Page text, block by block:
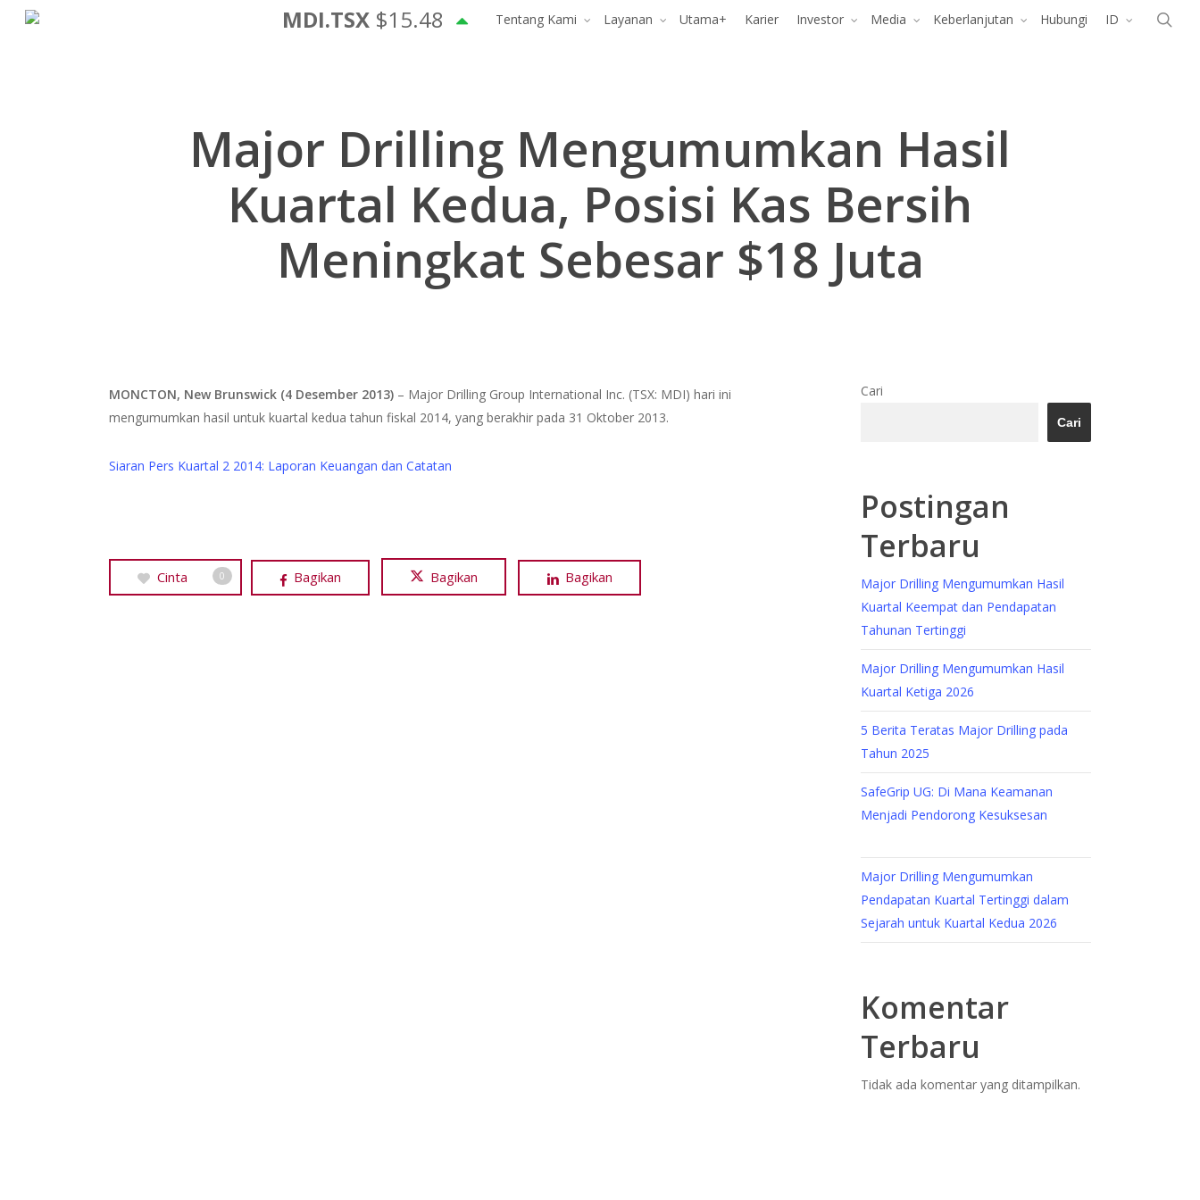
Lewati
MDI.TSX $15.48 Tentang Kami Layanan Utama+ Karier Investor Media Keberlanjutan Hubungi ID
Major Drilling Mengumumkan Hasil
Kuartal Kedua, Posisi Kas Bersih
Meningkat Sebesar $18 Juta
MONCTON, New Brunswick (4 Desember 2013) – Major Drilling Group International Inc. (TSX: MDI) hari ini
mengumumkan hasil untuk kuartal kedua tahun fiskal 2014, yang berakhir pada 31 Oktober 2013.
Siaran Pers Kuartal 2 2014: Laporan Keuangan dan Catatan
Cinta 0 Bagikan Bagikan Bagikan
Cari
Cari
Postingan
Terbaru
Major Drilling Mengumumkan Hasil
Kuartal Keempat dan Pendapatan
Tahunan Tertinggi
Major Drilling Mengumumkan Hasil
Kuartal Ketiga 2026
5 Berita Teratas Major Drilling pada
Tahun 2025
SafeGrip UG: Di Mana Keamanan
Menjadi Pendorong Kesuksesan
Major Drilling Mengumumkan
Pendapatan Kuartal Tertinggi dalam
Sejarah untuk Kuartal Kedua 2026
Komentar
Terbaru
Tidak ada komentar yang ditampilkan.
Menu